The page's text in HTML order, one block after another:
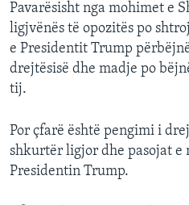
Pavarësisht nga mohimet e
ligjvënës të opozitës po
e Presidentit Trump
drejtësisë dhe madje po
tij.
Por çfarë është pengimi i
shkurtër ligjor dhe pasojat e
Presidentin Trump.